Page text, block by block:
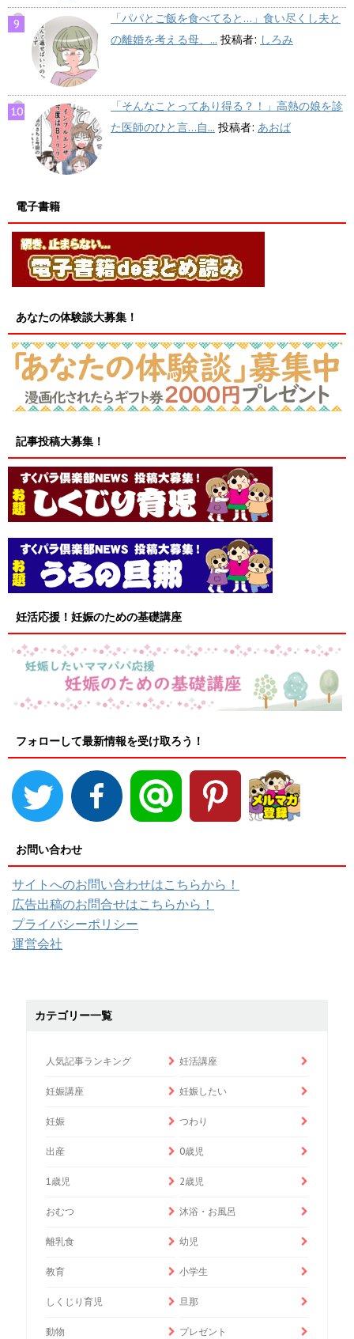
「パパとご飯を食べてると…」食い尽くし夫と
の離婚を考える母、... 投稿者: しろみ
「そんなことってあり得る？！」高熱の娘を診
た医師のひと言…自... 投稿者: あおば
電子書籍
あなたの体験談大募集！
記事投稿大募集！
妊活応援！妊娠のための基礎講座
フォローして最新情報を受け取ろう！
お問い合わせ
サイトへのお問い合わせはこちらから！
広告出稿のお問合せはこちらから！
プライバシーポリシー
運営会社
カテゴリー一覧
人気記事ランキング 妊活講座
妊娠講座 妊娠したい
妊娠 つわり
出産 0歳児
1歳児 2歳児
おむつ 沐浴・お風呂
離乳食 幼児
教育 小学生
しくじり育児 旦那
動物 プレゼント